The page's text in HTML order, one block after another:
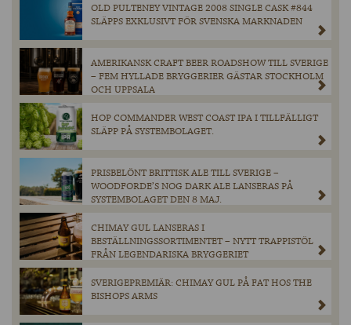
OLD PULTENEY VINTAGE 2008 SINGLE CASK #844
SLÄPPS EXKLUSIVT FÖR SVENSKA MARKNADEN
AMERIKANSK CRAFT BEER ROADSHOW TILL SVERIGE
– FEM HYLLADE BRYGGERIER GÄSTAR STOCKHOLM
OCH UPPSALA
HOP COMMANDER WEST COAST IPA I TILLFÄLLIGT
SLÄPP PÅ SYSTEMBOLAGET.
PRISBELÖNT BRITTISK ALE TILL SVERIGE –
WOODFORDE’S NOG DARK ALE LANSERAS PÅ
SYSTEMBOLAGET DEN 8 MAJ.
CHIMAY GUL LANSERAS I
BESTÄLLNINGSSORTIMENTET – NYTT TRAPPISTÖL
FRÅN LEGENDARISKA BRYGGERIET
SVERIGEPREMIÄR: CHIMAY GUL PÅ FAT HOS THE
BISHOPS ARMS